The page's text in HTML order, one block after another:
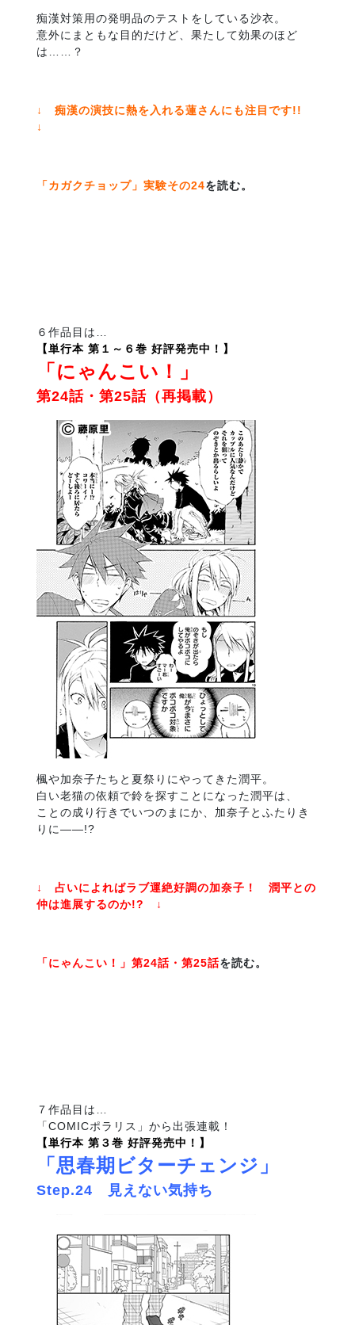
痴漢対策用の発明品のテストをしている沙衣。
意外にまともな目的だけど、果たして効果のほど
は……？
↓ 痴漢の演技に熱を入れる蓮さんにも注目です!!
↓
「カガクチョップ」実験その24を読む。
６作品目は…
【単行本 第１～６巻 好評発売中！】
「にゃんこい！」
第24話・第25話（再掲載）
楓や加奈子たちと夏祭りにやってきた潤平。
白い老猫の依頼で鈴を探すことになった潤平は、
ことの成り行きでいつのまにか、加奈子とふたりき
りに――!?
↓ 占いによればラブ運絶好調の加奈子！ 潤平との
仲は進展するのか!? ↓
「にゃんこい！」第24話・第25話を読む。
７作品目は…
「COMICポラリス」から出張連載！
【単行本 第３巻 好評発売中！】
「思春期ビターチェンジ」
Step.24 見えない気持ち